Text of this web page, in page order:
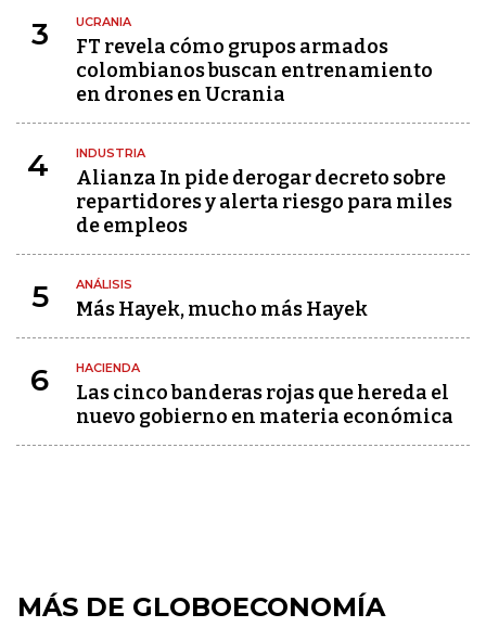
3 UCRANIA
FT revela cómo grupos armados
colombianos buscan entrenamiento
en drones en Ucrania
4 INDUSTRIA
Alianza In pide derogar decreto sobre
repartidores y alerta riesgo para miles
de empleos
5 ANÁLISIS
Más Hayek, mucho más Hayek
6 HACIENDA
Las cinco banderas rojas que hereda el
nuevo gobierno en materia económica
MÁS DE GLOBOECONOMÍA